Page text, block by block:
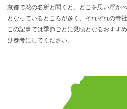
京都で花の名所と聞くと、どこを思い浮か
となっているところが多く、それぞれの寺
この記事では季節ごとに見頃となるおすす
ひ参考にしてください。